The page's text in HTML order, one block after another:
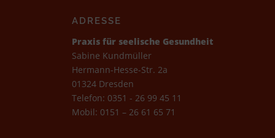
ADRESSE
Praxis für seelische Gesundheit
Sabine Kundmüller
Hermann-Hesse-Str. 2a
01324 Dresden
Telefon: 0351 - 26 99 45 11
Mobil: 0151 – 26 61 65 71